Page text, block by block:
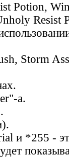
Potion,
Resist
Storm
"-а.
и *255 -